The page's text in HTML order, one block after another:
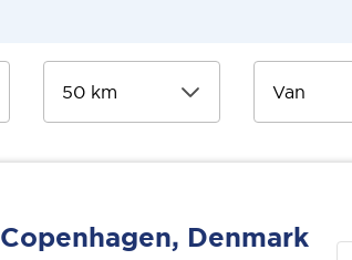
Copenhagen, Denmark